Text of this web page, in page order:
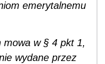
emerytalnemu
w § 4 pkt 1,
wydane przez